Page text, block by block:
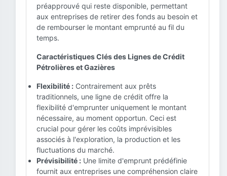
préapprouvé qui reste disponible, permettant
aux entreprises de retirer des fonds au besoin et
de rembourser le montant emprunté au fil du
temps.
Caractéristiques Clés des Lignes de Crédit
Pétrolières et Gazières
Flexibilité : Contrairement aux prêts
traditionnels, une ligne de crédit offre la
flexibilité d'emprunter uniquement le montant
nécessaire, au moment opportun. Ceci est
crucial pour gérer les coûts imprévisibles
associés à l'exploration, la production et les
fluctuations du marché.
Prévisibilité : Une limite d'emprunt prédéfinie
fournit aux entreprises une compréhension claire